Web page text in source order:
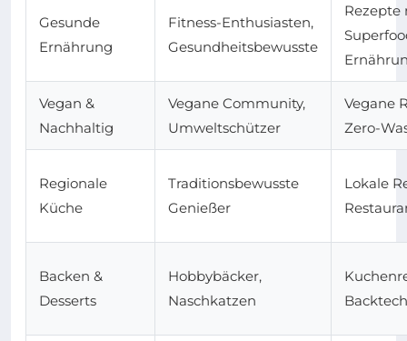
Gesunde
Ernährung
Fitness-Enthusiasten,
Gesundheitsbewusste
Rezepte
Vegan &
Nachhaltig
Vegane Community,
Umweltschützer
Vegane
Zero-
Regionale
Küche
Traditionsbewusste
Genießer
Lokale
Backen &
Desserts
Hobbybäcker,
Naschkatzen